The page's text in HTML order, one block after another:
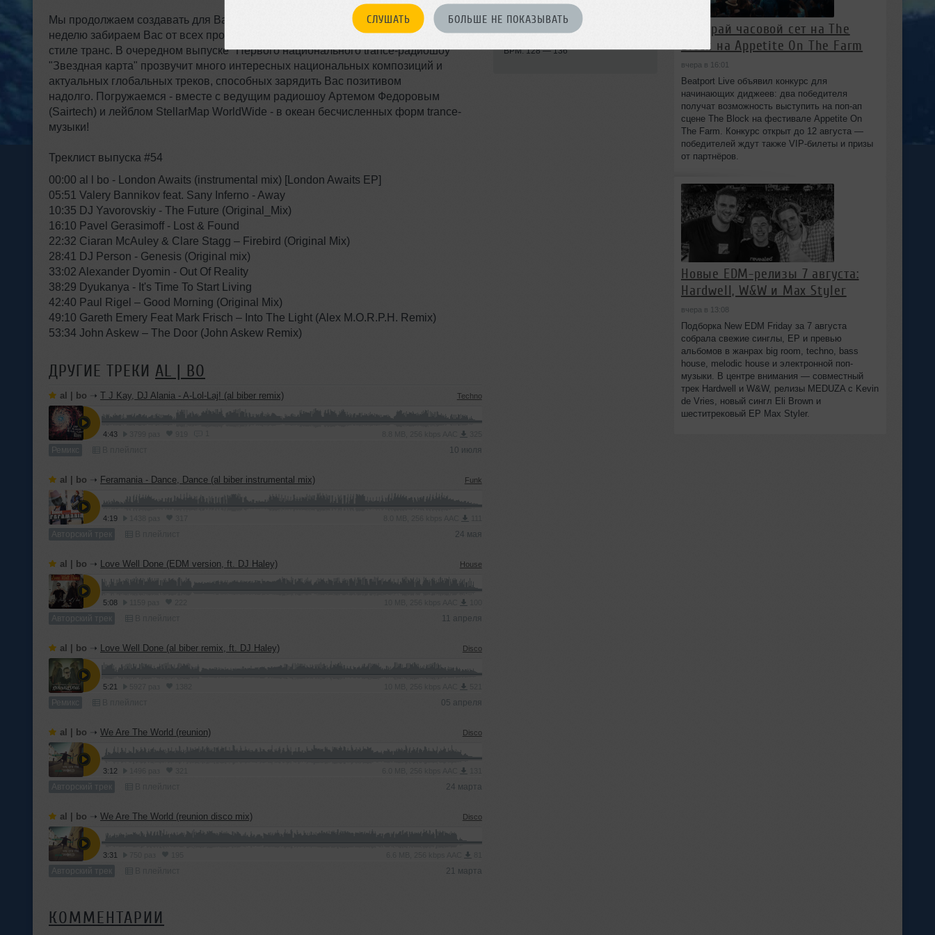
СЛУШАТЬ БОЛЬШЕ НЕ ПОКАЗЫВАТЬ
Мы продолжаем создавать для Вас особенное космическое настроение и каждую
неделю забираем Вас от всех проблем и забот в гиперпространство музыки в
стиле транс. В очередном выпуске "Первого национального trance-радиошоу
"Звездная карта" прозвучит много интересных национальных композиций и
актуальных глобальных треков, способных зарядить Вас позитивом
надолго. Погружаемся - вместе с ведущим радиошоу Артемом Федоровым
(Sairtech) и лейблом StellarMap WorldWide - в океан бесчисленных форм trance-
музыки!
Треклист выпуска #54
00:00 al l bo - London Awaits (instrumental mix) [London Awaits EP]
05:51 Valery Bannikov feat. Sany Inferno - Away
10:35 DJ Yavorovskiy - The Future (Original_Mix)
16:10 Pavel Gerasimoff - Lost & Found
22:32 Ciaran McAuley & Clare Stagg – Firebird (Original Mix)
28:41 DJ Person - Genesis (Original mix)
33:02 Alexander Dyomin - Out Of Reality
38:29 Dyukanya - It's Time To Start Living
42:40 Paul Rigel – Good Morning (Original Mix)
49:10 Gareth Emery Feat Mark Frisch – Into The Light (Alex M.O.R.P.H. Remix)
53:34 John Askew – The Door (John Askew Remix)
ДРУГИЕ ТРЕКИ AL | BO
al | bo ➝ T J Kay, DJ Alania - A-Lol-Laj! (al biber remix) Techno
4:43
Ремикс 10 июля
al | bo ➝ Feramania - Dance, Dance (al biber instrumental mix) Funk
4:19
Авторский трек 24 мая
al | bo ➝ Love Well Done (EDM version, ft. DJ Haley) House
5:08
Авторский трек 11 апреля
al | bo ➝ Love Well Done (al biber remix, ft. DJ Haley) Disco
5:21
Ремикс 05 апреля
al | bo ➝ We Are The World (reunion) Disco
3:12
Авторский трек 24 марта
al | bo ➝ We Are The World (reunion disco mix) Disco
3:31
Авторский трек 21 марта
Записан: 17 июля 2015
Добавлен: 22 июля 2015, 18:04
BPM: 128 — 136
КОММЕНТАРИИ
Выиграй часовой сет на The
Block на Appetite On The Farm
вчера в 16:01
Beatport Live объявил конкурс для
начинающих диджеев: два победителя
получат возможность выступить на поп‑ап
сцене The Block на фестивале Appetite On
The Farm. Конкурс открыт до 12 августа —
победителей ждут также VIP‑билеты и призы
от партнёров.
Новые EDM-релизы 7 августа:
Hardwell, W&W и Max Styler
вчера в 13:08
Подборка New EDM Friday за 7 августа
собрала свежие синглы, EP и превью
альбомов в жанрах big room, techno, bass
house, melodic house и электронной поп-
музыки. В центре внимания — совместный
трек Hardwell и W&W, релизы MEDUZA с Kevin
de Vries, новый сингл Eli Brown и
шеститрековый EP Max Styler.